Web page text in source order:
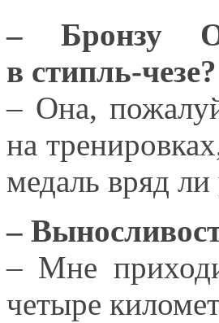
– Бронзу
в стипль-чезе?
– Она,
на
медаль вряд ли
–
– Мне
четыре